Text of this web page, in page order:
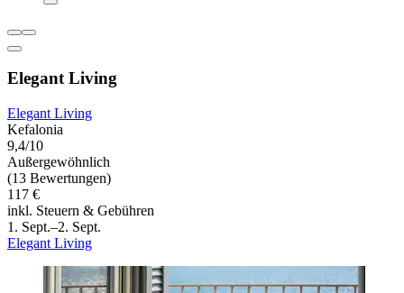
Elegant Living
Elegant Living
Kefalonia
9,4/10
Außergewöhnlich
(13 Bewertungen)
117 €
inkl. Steuern & Gebühren
1. Sept.–2. Sept.
Elegant Living